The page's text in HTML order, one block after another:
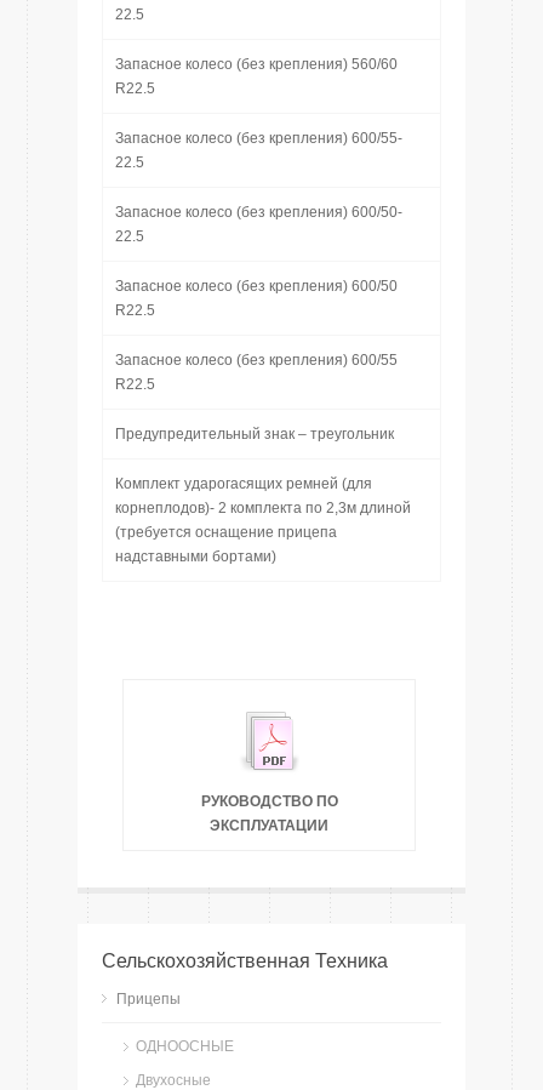
22.5
Запасное колесо (без крепления) 560/60
R22.5
Запасное колесо (без крепления) 600/55-
22.5
Запасное колесо (без крепления) 600/50-
22.5
Запасное колесо (без крепления) 600/50
R22.5
Запасное колесо (без крепления) 600/55
R22.5
Предупредительный знак – треугольник
Комплект ударогасящих ремней (для
корнеплодов)- 2 комплекта по 2,3м длиной
(требуется оснащение прицепа
надставными бортами)
РУКОВОДСТВО ПО
ЭКСПЛУАТАЦИИ
Сельскохозяйственная Техника
Прицепы
ОДНООСНЫЕ
Двухосные